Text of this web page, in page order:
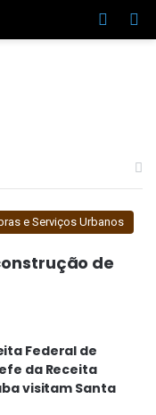
Bar
50
e Serviços Urbanos
de
Federal de
da Receita
visitam Santa